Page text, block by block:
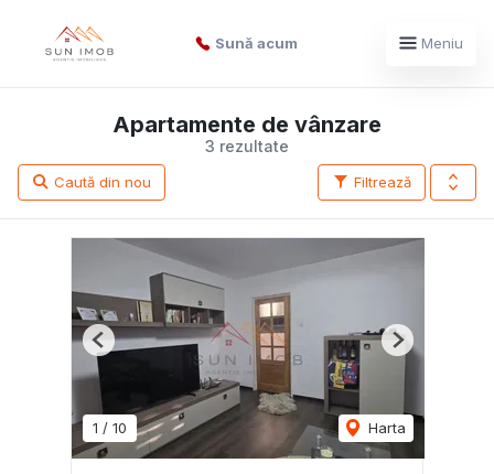
Sună acum Meniu
3 rezultate
Apartamente de vânzare
Filtrează
Caută din nou
1 / 10 Harta
Previous Next